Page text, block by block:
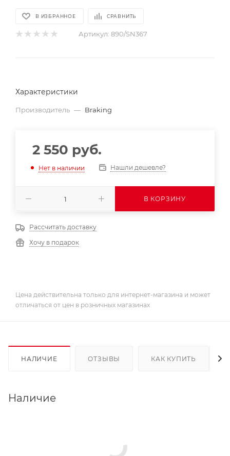
В ИЗБРАННОЕ СРАВНИТЬ
Артикул: 890/SN367
Характеристики
Производитель — Braking
2 550 руб.
Нет в наличии Нашли дешевле?
В КОРЗИНУ
Рассчитать доставку
Хочу в подарок
Цена действительна только для интернет-магазина и может
отличаться от цен в розничных магазинах
НАЛИЧИЕ ОТЗЫВЫ КАК КУПИТЬ
Наличие